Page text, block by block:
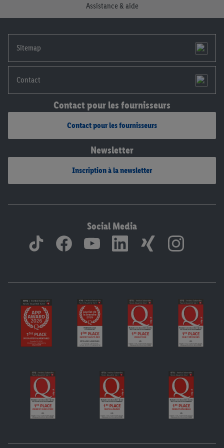
Assistance & aide
Sitemap
Contact
Contact pour les fournisseurs
Contact pour les fournisseurs
Newsletter
Inscription à la newsletter
Social Media
déclaration de confidentialité. Pour consulter les